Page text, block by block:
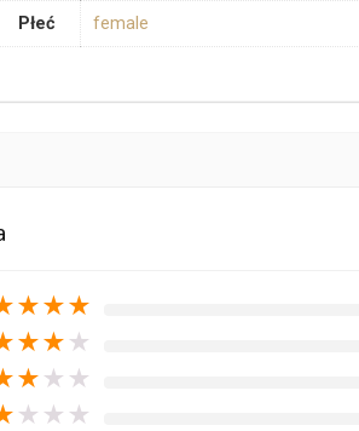
Płeć female
★★★
★★ ★
★ ★ ★
★ ★ ★